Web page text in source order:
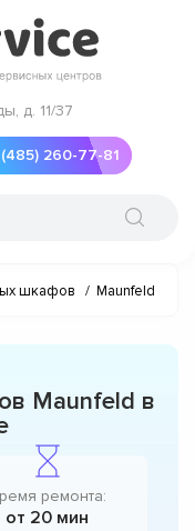
д. 11/37
260-77-81
шкафов / Maunfeld
Maunfeld в
ремонта:
от 20 мин